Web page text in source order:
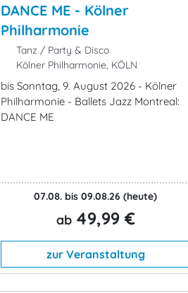
DANCE ME - Kölner
Philharmonie
Tanz / Party & Disco
Kölner Philharmonie, KÖLN
bis Sonntag, 9. August 2026 - Kölner
Philharmonie - Ballets Jazz Montreal:
DANCE ME
07.08. bis 09.08.26 (heute)
ab 49,99 €
zur Veranstaltung